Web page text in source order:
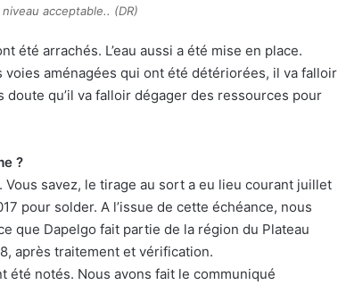
acceptable.. (DR)
été arrachés. L’eau aussi a été mise en place.
voies aménagées qui ont été détériorées, il va falloir
qu’il va falloir dégager des ressources pour
?
Vous savez, le tirage au sort a eu lieu courant juillet
pour solder. A l’issue de cette échéance, nous
que Dapelgo fait partie de la région du Plateau
après traitement et vérification.
été notés. Nous avons fait le communiqué